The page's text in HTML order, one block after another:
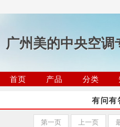
广州美的中央空调
首页 产品 分类
有问有
第一页 上一页